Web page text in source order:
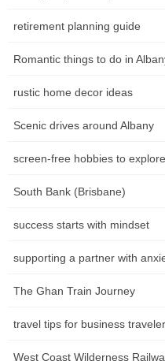
Albany’s
Albany’s Sporting Heroes:
retirement planning guide
Romantic things to do in
rustic home decor ideas
Scenic drives around Albany
screen-free hobbies to explore
South Bank (Brisbane)
success starts with mindset
supporting a partner with
The Ghan Train Journey
travel tips for business
West Coast Wilderness